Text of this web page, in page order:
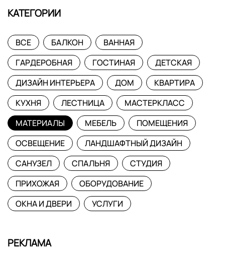
КАТЕГОРИИ
ВСЕ БАЛКОН
ВАННАЯ
ГАРДЕРОБНАЯ
ГОСТИНАЯ
ДЕТСКАЯ
ДИЗАЙН ИНТЕРЬЕРА
ДОМ
КВАРТИРА
КУХНЯ
ЛЕСТНИЦА
МАСТЕРКЛАСС
МАТЕРИАЛЫ
МЕБЕЛЬ
ПОМЕЩЕНИЯ
ОСВЕЩЕНИЕ
ЛАНДШАФТНЫЙ ДИЗАЙН
САНУЗЕЛ
СПАЛЬНЯ
СТУДИЯ
ПРИХОЖАЯ
ОБОРУДОВАНИЕ
ОКНА И ДВЕРИ
УСЛУГИ
РЕКЛАМА